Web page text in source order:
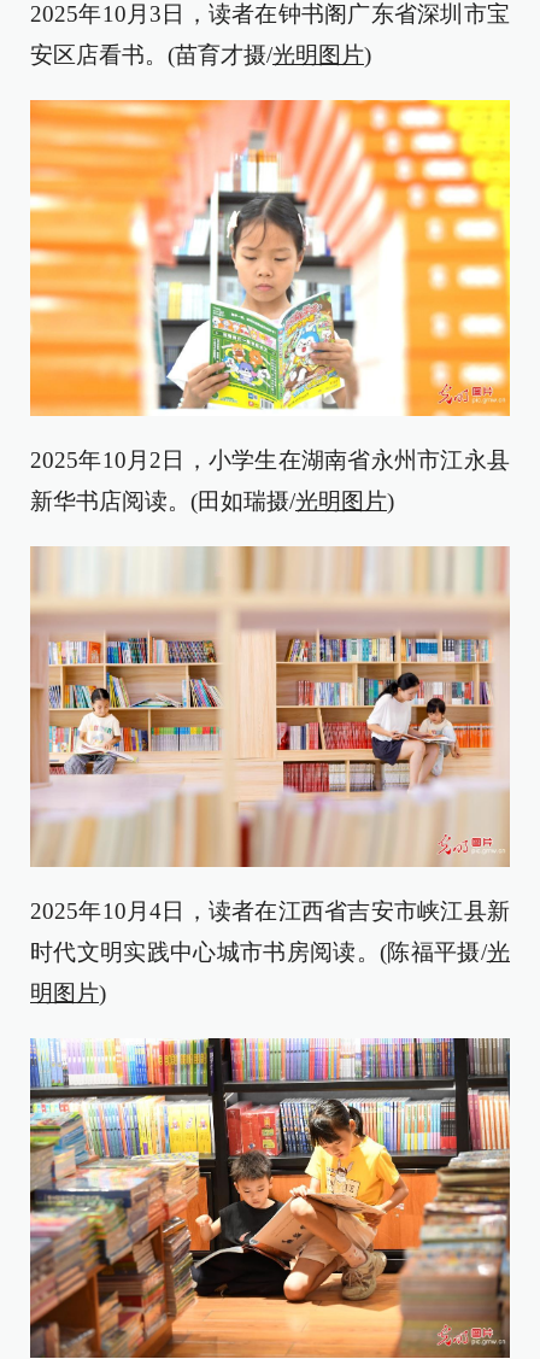
2025年10月3日，读者在钟书阁广东省深圳市宝
安区店看书。(苗育才摄/光明图片)
2025年10月2日，小学生在湖南省永州市江永县
新华书店阅读。(田如瑞摄/光明图片)
2025年10月4日，读者在江西省吉安市峡江县新
时代文明实践中心城市书房阅读。(陈福平摄/光
明图片)